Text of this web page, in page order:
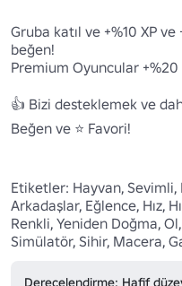
Gruba katıl ve +%10 XP
beğen!
Premium Oyuncular +%20
👍 Bizi desteklemek ve
Beğen ve ⭐ Favori!
Etiketler: Hayvan, Sevimli,
Arkadaşlar, Eğlence, Hız,
Renkli, Yeniden Doğma, Ol,
Simülatör, Sihir, Macera,
Derecelendirme: Hafif